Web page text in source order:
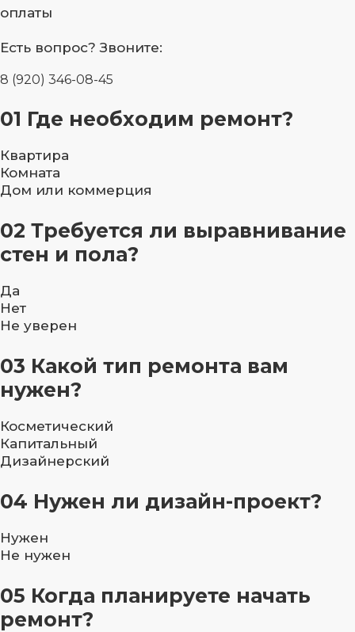
оплаты
Есть вопрос? Звоните:
8 (920) 346-08-45
01 Где необходим ремонт?
Квартира
Комната
Дом или коммерция
02 Требуется ли выравнивание
стен и пола?
Да
Нет
Не уверен
03 Какой тип ремонта вам
нужен?
Косметический
Капитальный
Дизайнерский
04 Нужен ли дизайн-проект?
Нужен
Не нужен
05 Когда планируете начать
ремонт?